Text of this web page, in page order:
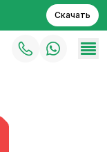
Скачать